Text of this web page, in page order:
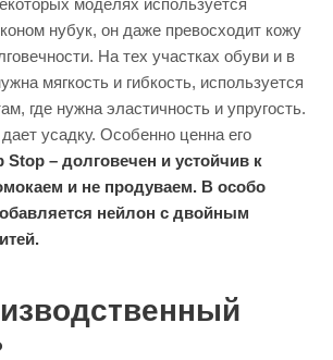
нубук, он даже превосходит кожу
На тех участках обуви и в
мягкость и гибкость, используется
где нужна эластичность и упругость.
усадку. Особенно ценна его
Stop – долговечен и устойчив к
и не продуваем. В особо
нейлон с двойным